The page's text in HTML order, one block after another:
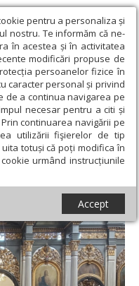
pentru a personaliza și
nostru. Te informăm că ne-
în acestea și în activitatea
modificări propuse de
persoanelor fizice în
caracter personal și privind
de a continua navigarea pe
necesar pentru a citi și
continuarea navigării pe
utilizării fişierelor de tip
totuși că poți modifica în
urmând instrucțiunile
Accept
› Știri › Rugăciuni pentru
„Unirii de bază”